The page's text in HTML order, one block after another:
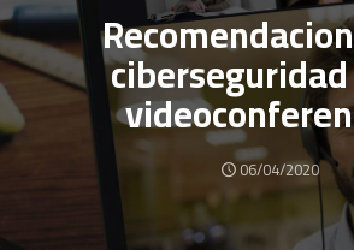
06/04/2020